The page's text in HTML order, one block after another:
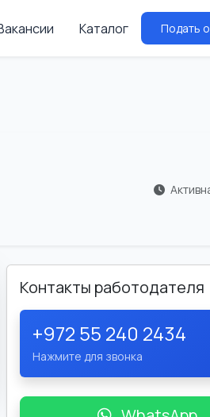
Каталог Подать
Контакты работодателя
+972 55 240 2434
Нажмите для звонка